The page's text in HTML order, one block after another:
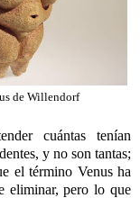
de Willendorf
cuántas tenían
y no son tantas;
el término Venus ha
eliminar, pero lo que